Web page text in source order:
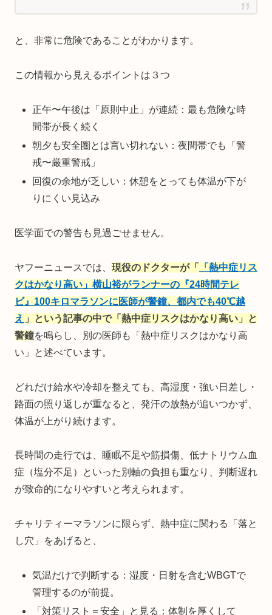
と、非常に危険であることがわかります。
この情報から見えるポイントは３つ
正午〜午後は「原則中止」が連続：最も危険な時
間帯が長く続く
朝夕も安全圏とは言い切れない：夜間帯でも「警
戒〜厳重警戒」
回復の余地が乏しい：休憩をとっても体温が下が
りにくい見込み
医学面での警告も見過ごせません。
ヤフーニュースでは、 現役のドクターが「
「熱中症リス
クはかなり高い」横山裕がランナーの『24時間テレ
ビ』100キロマラソンに医師が警鐘、都内でも40℃越
え 」という記事の中で「熱中症リスクはかなり高い」と
警鐘を鳴らし、別の医師も「熱中症リスクはかなり高
い」と述べています。
どれだけ給水や冷却を整えても、高湿度・強い日差し・
路面の照り返しが重なると、発汗の放熱が追いつかず、
体温が上がり続けます。
長時間の走行では、睡眠不足や筋損傷、低ナトリウム血
症（塩分不足）といった別軸の負担も重なり、判断遅れ
が致命的になりやすいと考えられます。
チャリティーマラソンに限らず、熱中症に関わる「落と
し穴」をあげると、
気温だけで判断する：湿度・日射を含むWBGTで
管理するのが前提。
「対策リスト＝安全」と見る：体制を厚くして